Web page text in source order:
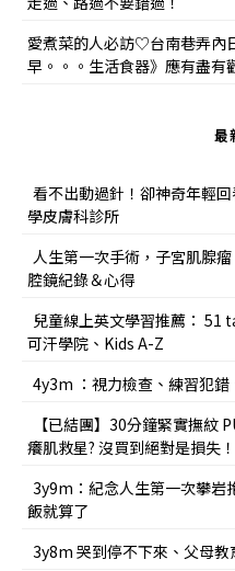
愛煮菜的人必訪♡台南巷弄內
早。。。生活食器》應有盡有
最
看不出動過針！卻神奇年輕
學皮膚科診所
人生第一次手術，子宮肌腺
腔鏡紀錄＆心得
兒童線上英文學習推薦： 51
可汗學院、Kids A-Z
4y3m ：視力檢查、練習犯錯
【已結團】30分鐘緊實撫紋
癢肌救星? 沒買到絕對是損失！
3y9m：紀念人生第一次攀岩
飯就算了
3y8m 哭到停不下來、父母